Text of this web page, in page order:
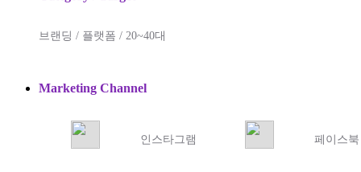
브랜딩 / 플랫폼 / 20~40대
Marketing Channel
인스타그램 페이스북